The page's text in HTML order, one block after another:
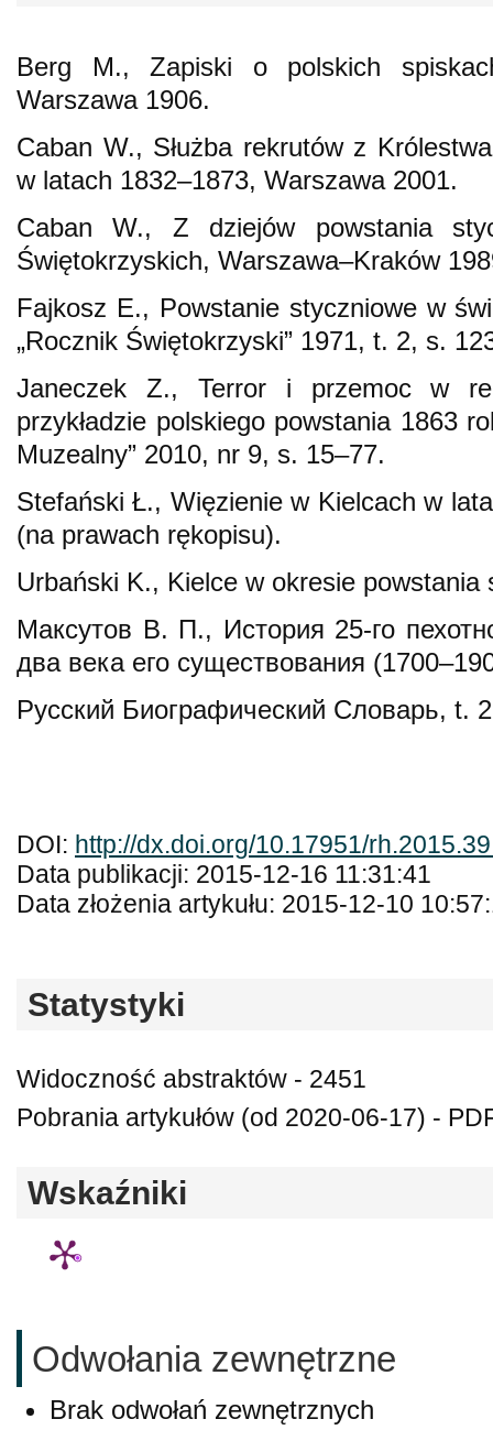
Berg M., Zapiski o polskich
Warszawa 1906.
Caban W., Służba rekrutów z
w latach 1832–1873, Warszawa 2001.
Caban W., Z dziejów powstania
Świętokrzyskich, Warszawa–Kraków
Fajkosz E., Powstanie styczniowe w
„Rocznik Świętokrzyski” 1971, t. 2, s.
Janeczek Z., Terror i przemoc w
przykładzie polskiego powstania 1863
Muzealny” 2010, nr 9, s. 15–77.
Stefański Ł., Więzienie w Kielcach w
(na prawach rękopisu).
Urbański K., Kielce w okresie
Максутов В. П., История 25-го
два века его существования
Русский Биографический Словарь, t.
DOI: http://dx.doi.org/10.17951/
Data publikacji: 2015-12-16 11:31:41
Data złożenia artykułu: 2015-12-10
Statystyki
Widoczność abstraktów - 2451
Pobrania artykułów (od 2020-06-17) -
Wskaźniki
Odwołania zewnętrzne
Brak odwołań zewnętrznych